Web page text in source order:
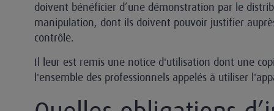
doivent bénéficier d’une démonstration par le
manipulation, dont ils doivent pouvoir justifier
contrôle.
Il leur est remis une notice d'utilisation dont une
l'ensemble des professionnels appelés à utiliser